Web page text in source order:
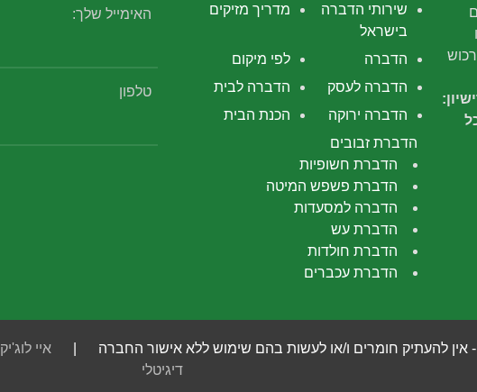
מדריך מזיקים
שירותי הדברה
בישראל
לפי מיקום
הדברה
הדברה לבית
הדברה לעסק
הכנת הבית
הדברה ירוקה
הדברת זבובים
הדברת חשופיות
הדברת פשפש המיטה
הדברה למסעדות
הדברת עש
הדברת חולדות
הדברת עכברים
האימייל שלך:
טלפון
- אין להעתיק חומרים ו/או לעשות בהם שימוש ללא אישור החברה |איי לוג'יק
דיגיטלי